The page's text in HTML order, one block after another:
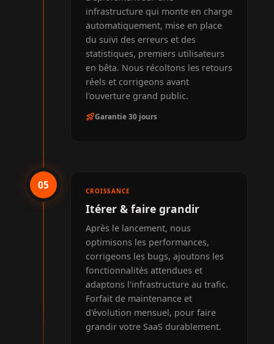
infrastructure qui monte en charge
automatiquement, mise en place
du suivi des erreurs et des
statistiques, premiers utilisateurs
en bêta. Nous récoltons les retours
réels et corrigeons avant
l'ouverture grand public.
rocket_launchGarantie 30 jours
05 CROISSANCE
Itérer & faire grandir
Après le lancement, nous
optimisons les performances,
corrigeons les bugs, ajoutons les
fonctionnalités attendues et
adaptons l'infrastructure au trafic.
Forfait de maintenance et
d'évolution mensuel, pour faire
grandir votre SaaS durablement.